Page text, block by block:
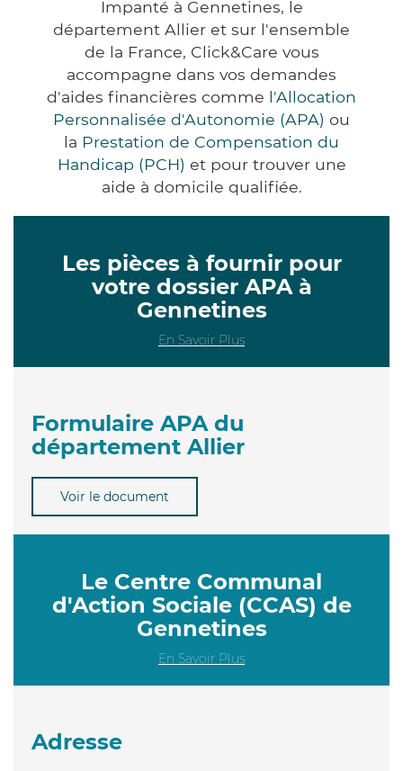
Impanté à Gennetines, le
département Allier et sur l'ensemble
de la France, Click&Care vous
accompagne dans vos demandes
d'aides financières comme l'Allocation
Personnalisée d'Autonomie (APA) ou
la Prestation de Compensation du
Handicap (PCH) et pour trouver une
aide à domicile qualifiée.
Les pièces à fournir pour
votre dossier APA à
Gennetines
En Savoir Plus
Formulaire APA du
département Allier
Voir le document
Le Centre Communal
d'Action Sociale (CCAS) de
Gennetines
En Savoir Plus
Adresse